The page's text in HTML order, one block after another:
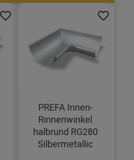
PREFA Innen-
Rinnenwinkel
halbrund RG280
Silbermetallic